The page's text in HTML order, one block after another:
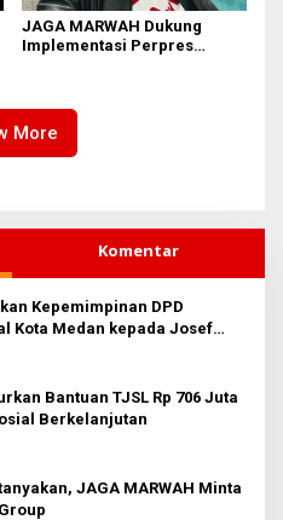
JAGA MARWAH Dukung
Implementasi Perpres
More
Komentar
Kepemimpinan DPD
Kota Medan kepada Josef
Bantuan TJSL Rp 706 Juta
Berkelanjutan
JAGA MARWAH Minta